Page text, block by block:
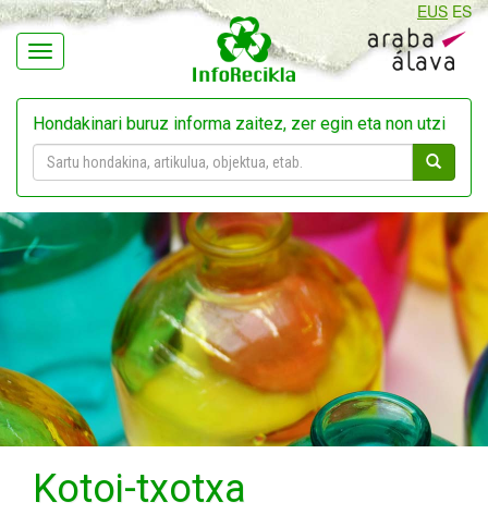
Navegación
EUS ES
Hondakinari buruz informa zaitez, zer egin eta non utzi
Kotoi-txotxa